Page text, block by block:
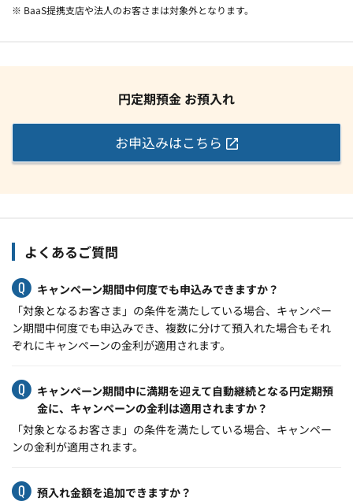
※ BaaS提携支店や法人のお客さまは対象外となります。
円定期預金 お預入れ
お申込みはこちら
よくあるご質問
キャンペーン期間中何度でも申込みできますか？
「対象となるお客さま」の条件を満たしている場合、キャンペー
ン期間中何度でも申込みでき、複数に分けて預入れた場合もそれ
ぞれにキャンペーンの金利が適用されます。
キャンペーン期間中に満期を迎えて自動継続となる円定期預
金に、キャンペーンの金利は適用されますか？
「対象となるお客さま」の条件を満たしている場合、キャンペー
ンの金利が適用されます。
預入れ金額を追加できますか？